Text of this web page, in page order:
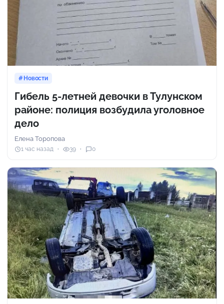
Новости
Гибель 5-летней девочки в Тулунском
районе: полиция возбудила уголовное
дело
Елена Торопова
1 час назад 39 0